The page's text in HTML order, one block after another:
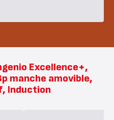
Excellence+,
manche amovible,
Induction